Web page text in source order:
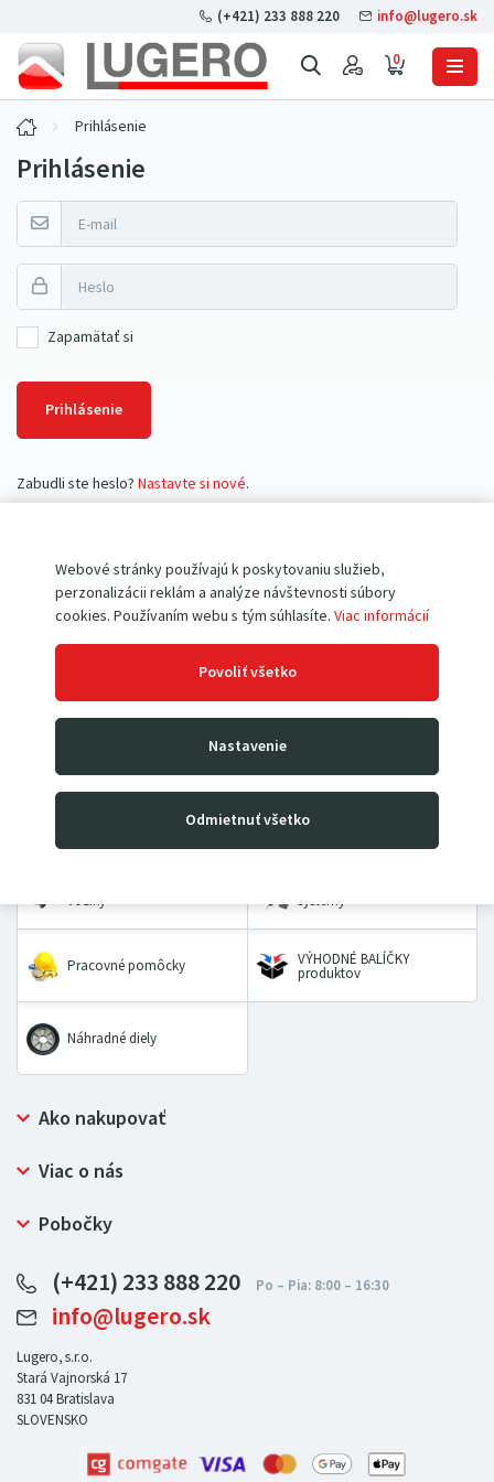
Webové stránky používajú k poskytovaniu služieb,
perzonalizácii reklám a analýze návštevnosti súbory
cookies. Používaním webu s tým súhlasíte. Viac informácií
Povoliť všetko
Nastavenie
Odmietnuť všetko
0
(+421) 233 888 220 info@lugero.sk
Prihlásenie
Prihlásenie
Zapamätať si
Prihlásenie
Zabudli ste heslo? Nastavte si nové.
Dielenské žeriavy a hevery Kladkostroje
vozíky systémy
Pracovné pomôcky VÝHODNÉ BALÍČKY
produktov
Náhradné diely
Ako nakupovať
Prečo nakupovať u LUGERO
Ochrana osobných údajov
Viac o nás
Bezpečný nákup
Certifikát NATUR-PACK
Pre predajcov
Pobočky
LUGERO Nemecko
LUGERO Česká republika
LUGERO Maďarsko
LUGERO Rakousko
(+421) 233 888 220
info@lugero.sk
Lugero, s.r.o.
Stará Vajnorská 17
831 04Bratislava
SLOVENSKO